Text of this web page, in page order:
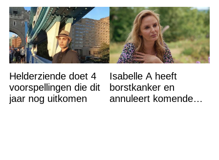
Helderziende doet 4
voorspellingen die dit
jaar nog uitkomen
Isabelle A heeft
borstkanker en
annuleert komende